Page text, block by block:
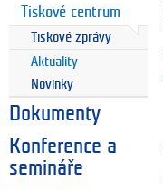
Tiskové centrum
Tiskové zprávy
Aktuality
Novinky
Dokumenty
Konference a
semináře